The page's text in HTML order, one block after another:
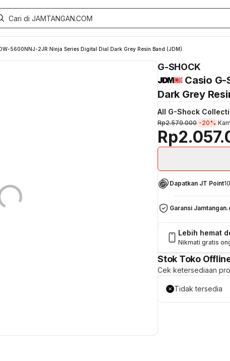
5600NNJ-2JR Ninja Series Digital Dial Dark Grey Resin Band (JDM)
G-SHOCK
Casio
Dark Grey
All G-Shock
Rp2.579.000 -20%
Dapatkan JT Point
Garansi
Lebih hemat
Nikmati gratis
Stok Toko
Cek ketersediaan
Tidak tersedia